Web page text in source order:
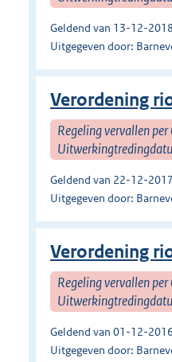
Geldend van 13-12-
Uitgegeven door:
Verordening
Regeling vervallen
Geldend van 22-12-
Uitgegeven door:
Verordening
Regeling vervallen
Geldend van 01-12-
Uitgegeven door: